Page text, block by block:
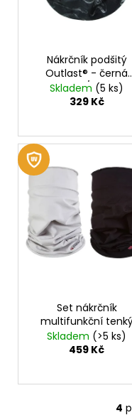
Nákrčník podšitý
Outlast® - černá
kytary/černá
Skladem (5 ks)
329 Kč
Set nákrčník
multifunkční
Outlast® -
černá
Skladem (>5 ks)
459 Kč
4